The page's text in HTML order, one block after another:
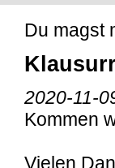
Du magst
2020-11-
Kommen
Vielen